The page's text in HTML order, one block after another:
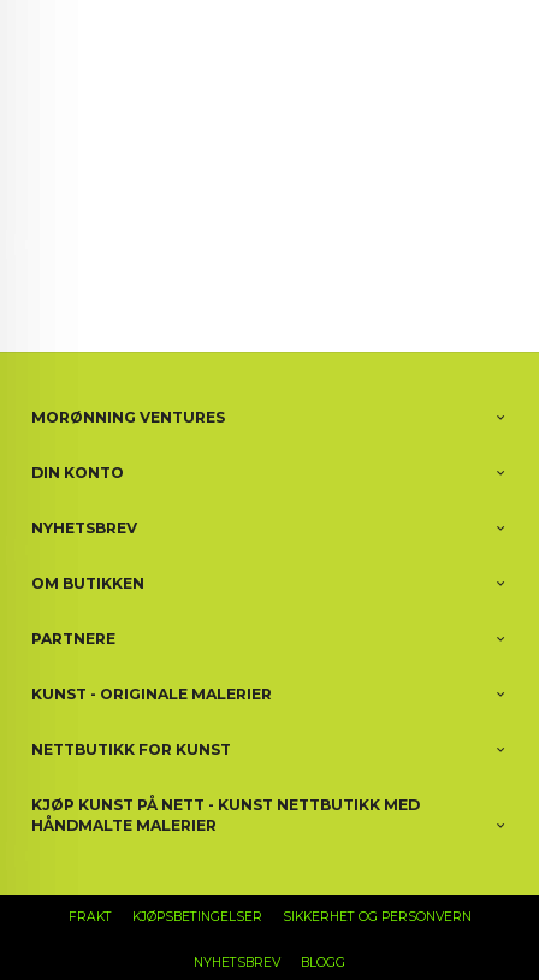
MORØNNING VENTURES
DIN KONTO
NYHETSBREV
OM BUTIKKEN
PARTNERE
KUNST - ORIGINALE MALERIER
NETTBUTIKK FOR KUNST
KJØP KUNST PÅ NETT - KUNST NETTBUTIKK MED
HÅNDMALTE MALERIER
FRAKT KJØPSBETINGELSER SIKKERHET OG PERSONVERN
NYHETSBREV BLOGG